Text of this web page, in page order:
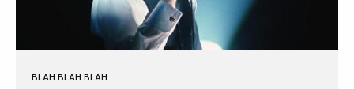
BLAH BLAH BLAH